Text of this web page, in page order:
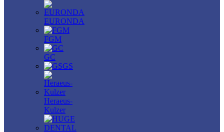
EURONDA
FGM
GC
GS
Heraeus-
Kulzer